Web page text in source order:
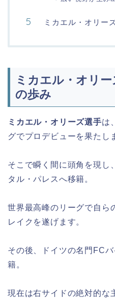
ミカエル・オリー
ミカエル・オリ
の歩み
ミカエル・オリーズ選手は
グでプロデビューを果たし
そこで瞬く間に頭角を現し
タル・パレスへ移籍。
世界最高峰のリーグで自ら
レイクを遂げます。
その後、ドイツの名門FC
籍。
現在は右サイドの絶対的な